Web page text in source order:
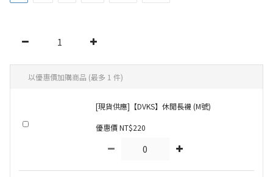
以優惠價加購商品 (最多 1 件)
[現貨供應]【DVKS】休閒長襪 (M號)
優惠價 NT$220